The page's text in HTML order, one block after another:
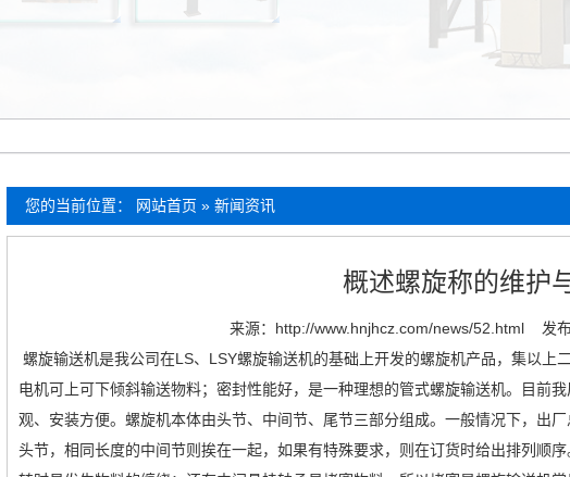
项
您的当前位置： 网站首页 » 新闻资讯
概述螺旋称的维护
来源： http://www.hnjhcz.com/news/52.html 发
螺旋输送机是我公司在LS、LSY螺旋输送机的基础上开发的螺旋机产品，集以上
电机可上可下倾斜输送物料；密封性能好，是一种理想的管式螺旋输送机。目前
观、安装方便。螺旋机本体由头节、中间节、尾节三部分组成。一般情况下，出
头节，相同长度的中间节则挨在一起，如果有特殊要求，则在订货时给出排列顺